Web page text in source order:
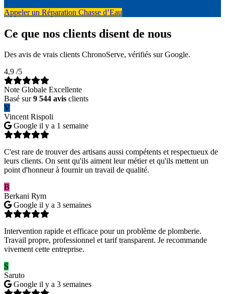
Appeler un Réparation Chasse d’Eau
Ce que nos clients disent de nous
Des avis de vrais clients ChronoServe, vérifiés sur Google.
4,9 /5
Note Globale Excellente
Basé sur9 544 avis clients
V
Vincent Rispoli
Google il y a 1 semaine
C'est rare de trouver des artisans aussi compétents et respectueux de
leurs clients. On sent qu'ils aiment leur métier et qu'ils mettent un
point d'honneur à fournir un travail de qualité.
B
Berkani Rym
Google il y a 3 semaines
Intervention rapide et efficace pour un problème de plomberie.
Travail propre, professionnel et tarif transparent. Je recommande
vivement cette entreprise.
S
Saruto
Google il y a 3 semaines